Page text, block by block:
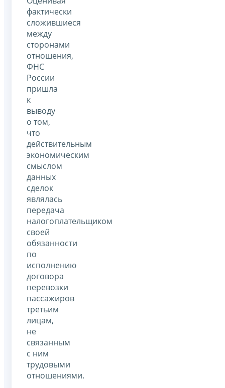
фактически
сложившиеся
между
сторонами
отношения,
ФНС
России
пришла
к
выводу
о том,
что
действительным
экономическим
смыслом
данных
сделок
являлась
передача
налогоплательщиком
своей
обязанности
по
исполнению
договора
перевозки
пассажиров
третьим
лицам,
не
связанным
с ним
трудовыми
отношениями.